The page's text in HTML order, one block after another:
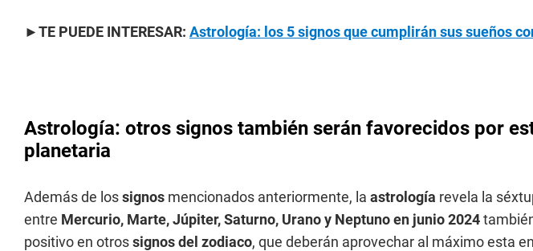
►TE PUEDE INTERESAR: Astrología: los 5 signos que cumplirán sus sueños
Astrología: otros signos también serán favorecidos por
planetaria
Además de lossignos mencionados anteriormente, la astrología revela la
entre Mercurio, Marte, Júpiter, Saturno, Urano y Neptuno en junio 2024
positivo en otrossignos del zodiaco, que deberán aprovechar al máximo esta